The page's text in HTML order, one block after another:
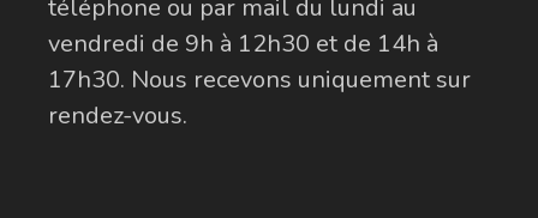
téléphone ou par mail du lundi au
vendredi de 9h à 12h30 et de 14h à
17h30. Nous recevons uniquement sur
rendez-vous.